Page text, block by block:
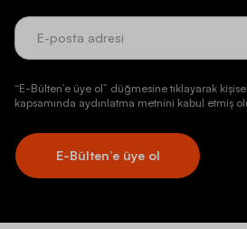
“E-Bülten’e üye ol” düğmesine tıklayarak
kapsamında aydınlatma metnini kabul etmiş
E-Bülten’e üye ol